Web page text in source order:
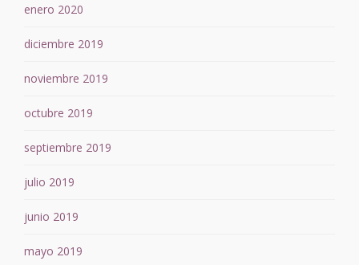
enero 2020
diciembre 2019
noviembre 2019
octubre 2019
septiembre 2019
julio 2019
junio 2019
mayo 2019